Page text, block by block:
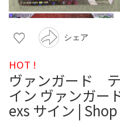
シェア
HOT !
ヴァンガード
イン ヴァンガー
exs サイン |